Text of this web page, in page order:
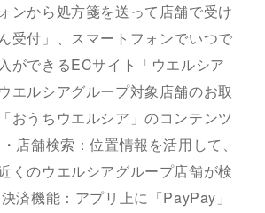
ンから処方箋を送って店舗で受け
受付」、スマートフォンでいつで
ができるECサイト「ウエルシア
エルシアグループ対象店舗のお取
おうちウエルシア」のコンテンツ
店舗検索：位置情報を活用して、
くのウエルシアグループ店舗が検
済機能：アプリ上に「PayPay」